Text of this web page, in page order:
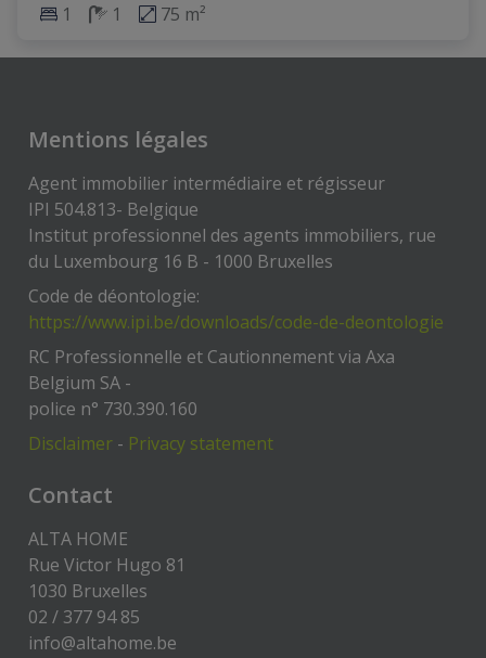
1 1 75 m²
Mentions légales
Agent immobilier intermédiaire et régisseur
IPI 504.813- Belgique
Institut professionnel des agents immobiliers, rue
du Luxembourg 16 B - 1000 Bruxelles
Code de déontologie:
https://www.ipi.be/downloads/code-de-deontologie
RC Professionnelle et Cautionnement via Axa
Belgium SA -
police n° 730.390.160
Disclaimer - Privacy statement
Contact
ALTA HOME
Rue Victor Hugo 81
1030 Bruxelles
02 / 377 94 85
info@altahome.be